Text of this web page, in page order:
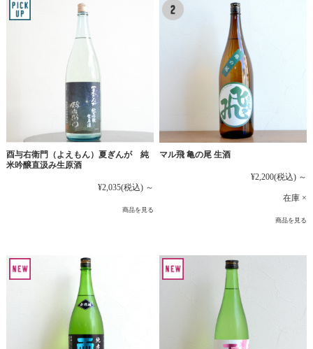
酉与右衛門（よえもん）夏ぎんが 純
米吟醸直汲み生原酒
¥2,035(税込) ～
商品を見る
マル飛 亀の尾 生酒
¥2,200(税込) ～
在庫 ×
商品を見る